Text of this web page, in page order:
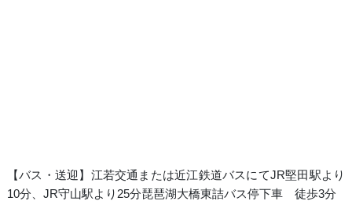
【バス・送迎】江若交通または近江鉄道バスにてJR堅田駅より
10分、JR守山駅より25分琵琶湖大橋東詰バス停下車 徒歩3分